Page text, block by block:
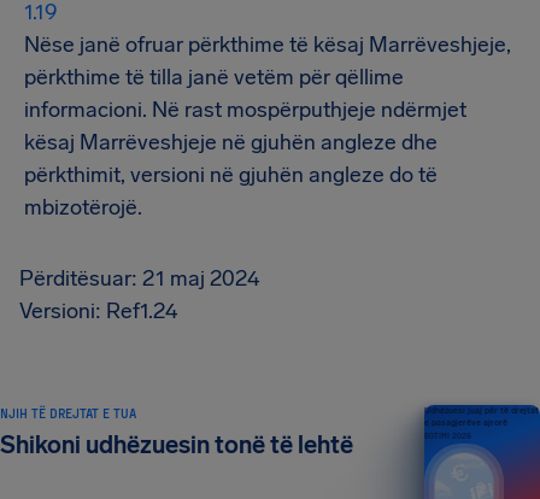
Nëse janë ofruar përkthime të kësaj Marrëveshjeje,
përkthime të tilla janë vetëm për qëllime
informacioni. Në rast mospërputhjeje ndërmjet
kësaj Marrëveshjeje në gjuhën angleze dhe
përkthimit, versioni në gjuhën angleze do të
mbizotërojë.
Përditësuar: 21 maj 2024
Versioni: Ref1.24
NJIH TË DREJTAT E TUA
Shikoni udhëzuesin tonë të lehtë
Udhëzuesi juaj për të drejtat
e pasagjerëve ajrorë
BOTIMI 2026